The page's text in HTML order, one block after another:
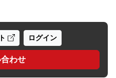
ログイン
わせ